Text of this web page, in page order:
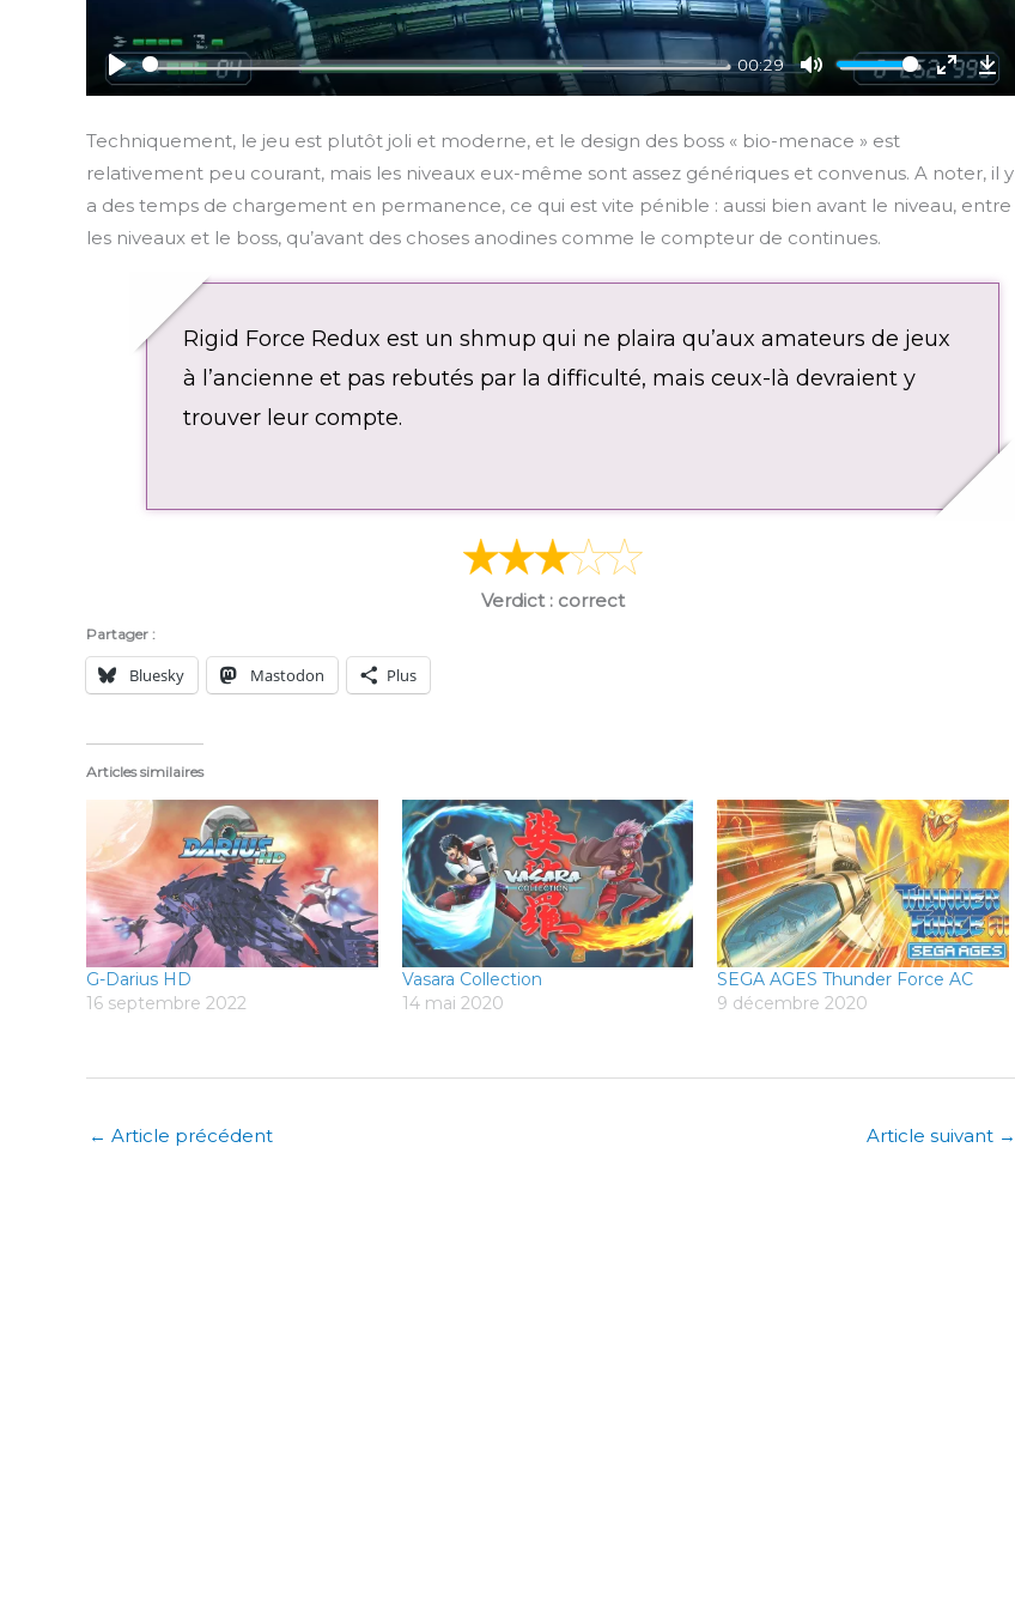
P
a
y
00:29
M
t
e
E
e
r
l
n
D
n
l
Techniquement, le jeu est plutôt joli et moderne, et le design des boss « bio-menace » est
relativement peu courant, mais les niveaux eux-même sont assez génériques et convenus. A noter, il y
a des temps de chargement en permanence, ce qui est vite pénible : aussi bien avant le niveau, entre
les niveaux et le boss, qu’avant des choses anodines comme le compteur de continues.
Rigid Force Redux est un shmup qui ne plaira qu’aux amateurs de jeux
à l’ancienne et pas rebutés par la difficulté, mais ceux-là devraient y
trouver leur compte.
Verdict : correct
Partager :
Bluesky Mastodon Plus
Articles similaires
G-Darius HD
16 septembre 2022
Vasara Collection
14 mai 2020
SEGA AGES Thunder Force AC
9 décembre 2020
← Article précédent Article suivant →